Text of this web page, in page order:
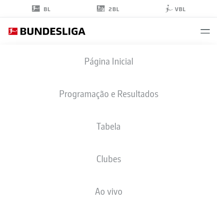
BL 2BL VBL
Página Inicial
Programação e Resultados
Tabela
Clubes
Ao vivo